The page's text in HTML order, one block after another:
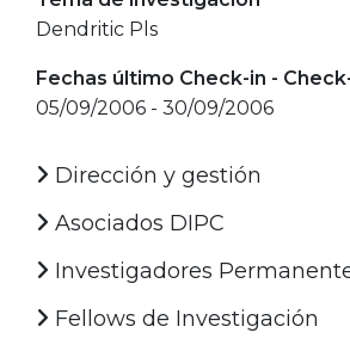
Dendritic Pls
Fechas último Check-in -
05/09/2006 - 30/09/2006
Dirección y gestión
Asociados DIPC
Investigadores
Fellows de Investigación